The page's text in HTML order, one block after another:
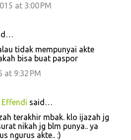
at 3:00 PM
tidak mempunyai akte
bisa buat paspor
at 9:32 PM
said…
terakhir mbak. klo ijazah jg
nikah jg blm punya.. ya
ngurus akte.. :)